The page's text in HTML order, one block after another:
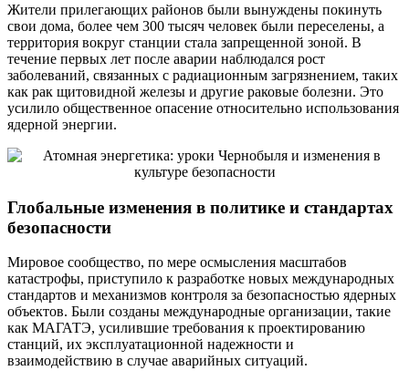
Жители прилегающих районов были вынуждены покинуть
свои дома, более чем 300 тысяч человек были переселены, а
территория вокруг станции стала запрещенной зоной. В
течение первых лет после аварии наблюдался рост
заболеваний, связанных с радиационным загрязнением, таких
как рак щитовидной железы и другие раковые болезни. Это
усилило общественное опасение относительно использования
ядерной энергии.
Глобальные изменения в политике и стандартах
безопасности
Мировое сообщество, по мере осмысления масштабов
катастрофы, приступило к разработке новых международных
стандартов и механизмов контроля за безопасностью ядерных
объектов. Были созданы международные организации, такие
как МАГАТЭ, усилившие требования к проектированию
станций, их эксплуатационной надежности и
взаимодействию в случае аварийных ситуаций.